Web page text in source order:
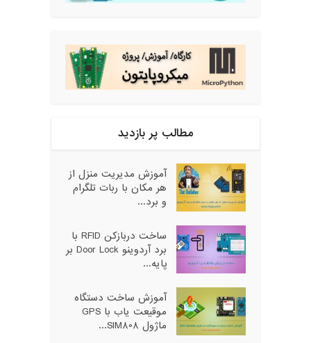
مطالب پر بازدید
آموزش مدیریت منزل از
هر مکان با ربات تلگرام
و برد...
ساخت دربازکن RFID با
برد آردوینو Door Lock بر
پایه...
آموزش ساخت دستگاه
موقیعت یاب با GPS
ماژول SIM808...